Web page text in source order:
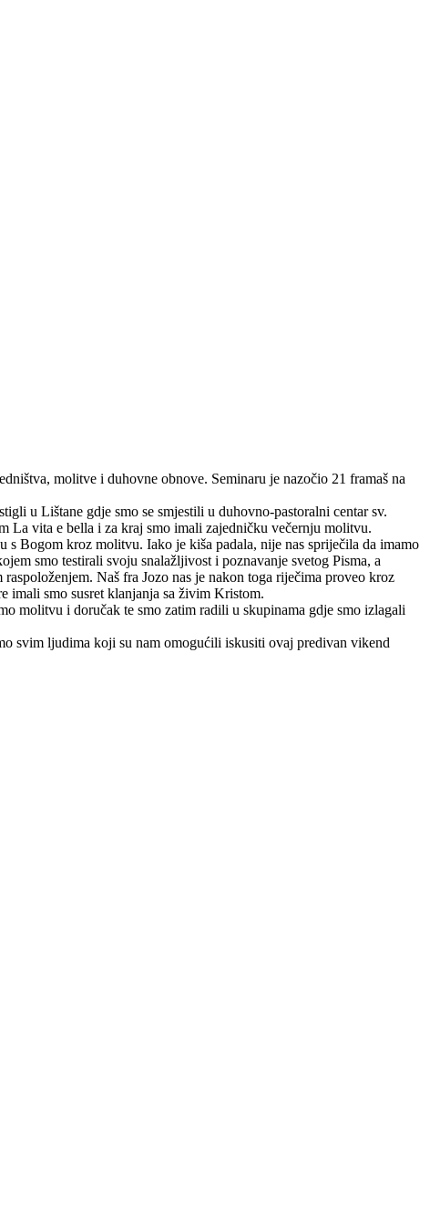
molitve i duhovne obnove. Seminaru je nazočio 21 framaš na
u Lištane gdje smo se smjestili u duhovno-pastoralni centar sv.
La vita e bella i za kraj smo imali zajedničku večernju molitvu.
Bogom kroz molitvu. Iako je kiša padala, nije nas spriječila da imamo
smo testirali svoju snalažljivost i poznavanje svetog Pisma, a
Naš fra Jozo nas je nakon toga riječima proveo kroz
imali smo susret klanjanja sa živim Kristom.
molitvu i doručak te smo zatim radili u skupinama gdje smo izlagali
svim ljudima koji su nam omogućili iskusiti ovaj predivan vikend